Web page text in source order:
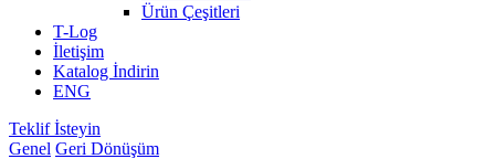
Ürün Çeşitleri
T-Log
İletişim
Katalog İndirin
ENG
Teklif İsteyin
Genel Geri Dönüşüm